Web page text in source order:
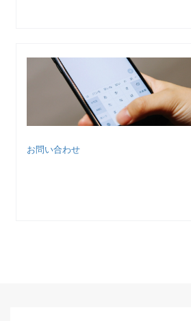
お問い合わせ